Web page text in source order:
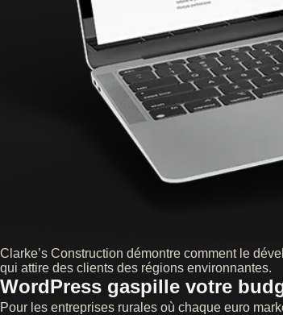
Clarke’s Construction démontre comment le
qui attire des clients des régions environnantes.
WordPress gaspille votre
Pour les entreprises rurales où chaque euro